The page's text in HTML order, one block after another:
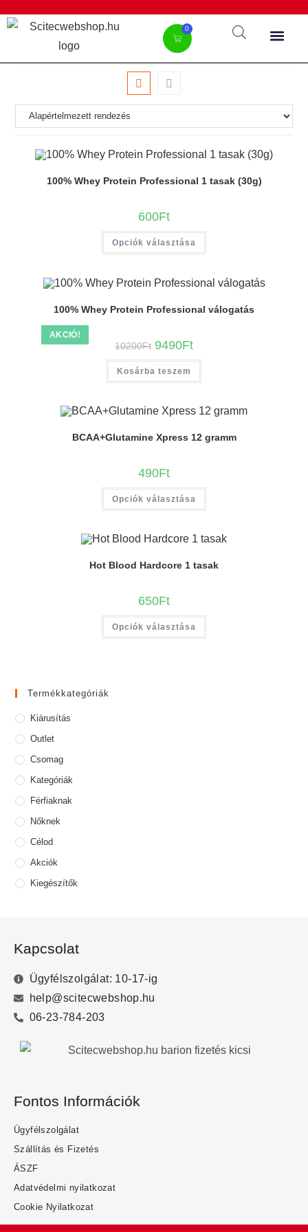
0
100% Whey Protein Professional 1 tasak (30g)
600Ft
Opciók választása
AKCIÓ!
100% Whey Protein Professional válogatás
10200Ft 9490Ft
Kosárba teszem
BCAA+Glutamine Xpress 12 gramm
490Ft
Opciók választása
Hot Blood Hardcore 1 tasak
650Ft
Opciók választása
Termékkategóriák
Kiárusítás
Outlet
Csomag
Kategóriák
Férfiaknak
Nőknek
Célod
Akciók
Kiegészítők
Kapcsolat
Ügyfélszolgálat: 10-17-ig
help@scitecwebshop.hu
06-23-784-203
Fontos Információk
Ügyfélszolgálat
Szállítás és Fizetés
ÁSZF
Adatvédelmi nyilatkozat
Cookie Nyilatkozat